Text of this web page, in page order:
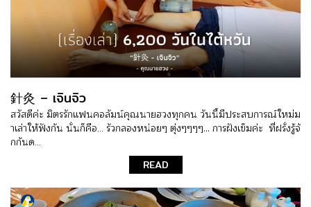
針灸 – เจินจิว
สวัสดีค่ะ มิตรรักแฟนคอลัมน์คุณนายฮวงทุกคน วันนี้มีประสบการณ์ใหม่ม
าเล่าให้ฟังกัน นั่นก็คือ... รัวกลองหน่อยๆ ตุ่งๆๆๆๆ… การฝังเข็มค่ะ ที่ฝรั่งรู้จั
กกันด...
READ